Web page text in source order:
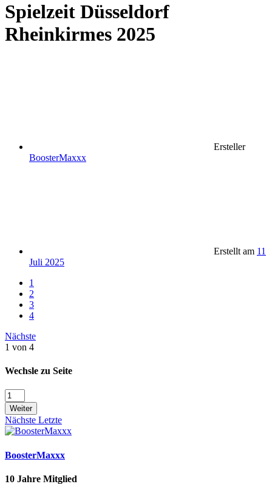
Spielzeit Düsseldorf
Rheinkirmes 2025
Ersteller
BoosterMaxxx
Erstellt am 11
Juli 2025
1
2
3
4
Nächste
1 von 4
Wechsle zu Seite
Weiter
Nächste Letzte
BoosterMaxxx
10 Jahre Mitglied